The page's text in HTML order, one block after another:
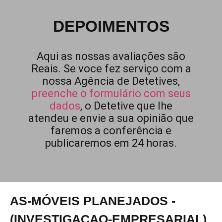
DEPOIMENTOS
Aqui as nossas avaliações são
Reais. Se voce fez serviço com a
nossa Agência de Detetives,
preenche o formulário com seus
dados, o Detetive que lhe
atendeu e envie a sua opinião que
faremos a conferência e
publicaremos em 24 horas.
AS-MÓVEIS PLANEJADOS -
(INVESTIGACAO-EMPRESARIAL)